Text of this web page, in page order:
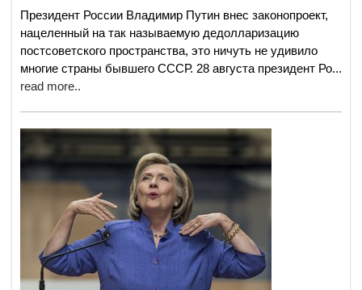
Президент России Владимир Путин внес законопроект,
нацеленный на так называемую дедолларизацию
постсоветского пространства, это ничуть не удивило
многие страны бывшего СССР. 28 августа президент Ро...
read more..